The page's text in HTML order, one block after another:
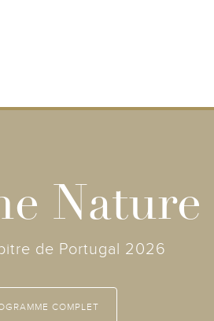
Nature
de Portugal 2026
COMPLET